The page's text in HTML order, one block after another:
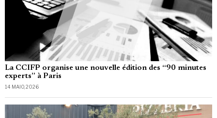
La CCIFP organise une nouvelle édition des “90 minutes
experts” à Paris
14 MAIO, 2026